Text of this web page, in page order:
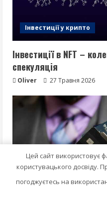
Інвестиції у крипто
Інвестиції в NFT –
спекуляція
Oliver 27 Травня 2026
Цей сайт використовує
користувацького досвіду.
погоджуєтесь на